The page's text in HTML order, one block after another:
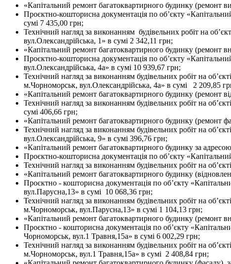
«Капітальний ремонт багатоквартирного будинку (ремонт
Проєктно-кошторисна документація по об’єкту
сумі 7 435,00 грн;
Технічний нагляд за виконанням будівельних робіт на
вул.Олександрійська, 1» в сумі 2 342,11 грн;
«Капітальний ремонт багатоквартирного будинку (ремонт
Проєктно-кошторисна документація по об’єкту
вул.Олександрійська, 4а» в сумі 10 939,67 грн;
Технічний нагляд за виконанням будівельних робіт на
м.Чорноморськ, вул.Олександрійська, 4а» в сумі 2 209,85
«Капітальний ремонт багатоквартирного будинку (ремонт
Технічний нагляд за виконанням будівельних робіт на
сумі 406,66 грн;
«Капітальний ремонт багатоквартирного будинку (ремонт
Технічний нагляд за виконанням будівельних робіт на
вул.Олександрійська, 9» в сумі 396,76 грн;
«Капітальний ремонт багатоквартирного будинку за
Проєктно-кошторисна документація по об’єкту
Технічний нагляд за виконанням будівельних робіт на
«Капітальний ремонт багатоквартирного будинку
Проєктно - кошторисна документація по об’єкту
вул.Парусна,13» в сумі 10 068,36 грн;
Технічний нагляд за виконанням будівельних робіт на
м.Чорноморськ, вул.Парусна,13» в сумі 1 104,13 грн;
«Капітальний ремонт багатоквартирного будинку (ремонт
Проєктно - кошторисна документація по об’єкту
Чорноморськ, вул.1 Травня,15а» в сумі 6 002,29 грн;
Технічний нагляд за виконанням будівельних робіт на
м.Чорноморськ, вул.1 Травня,15а» в сумі 2 408,84 грн;